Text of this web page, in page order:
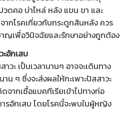
ดคอ บ่าไหล่ หลัง แขน ขา และ
ากโรคเกี่ยวกับกระดูกสันหลัง ควร
เพื่อวินิจฉัยและรักษาอย่างถูกต้อง
ะอักเสบ
วะ เป็นเวลานานๆ อาจจะเดินทาง
น ๆ ซึ่งจะส่งผลให้กะเพาะปัสสาวะ
จากเชื้อแบคทีเรียเข้าไปทางท่อ
ารอักเสบ โดยโรคนี้จะพบในผู้หญิง